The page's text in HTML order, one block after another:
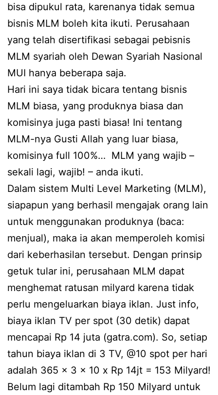
bisa dipukul rata, karenanya tidak semua
bisnis MLM boleh kita ikuti. Perusahaan
yang telah disertifikasi sebagai pebisnis
MLM syariah oleh Dewan Syariah Nasional
MUI hanya beberapa saja.
Hari ini saya tidak bicara tentang bisnis
MLM biasa, yang produknya biasa dan
komisinya juga pasti biasa! Ini tentang
MLM-nya Gusti Allah yang luar biasa,
komisinya full 100%… MLM yang wajib –
sekali lagi, wajib! – anda ikuti.
Dalam sistem Multi Level Marketing (MLM),
siapapun yang berhasil mengajak orang lain
untuk menggunakan produknya (baca:
menjual), maka ia akan memperoleh komisi
dari keberhasilan tersebut. Dengan prinsip
getuk tular ini, perusahaan MLM dapat
menghemat ratusan milyard karena tidak
perlu mengeluarkan biaya iklan. Just info,
biaya iklan TV per spot (30 detik) dapat
mencapai Rp 14 juta (gatra.com). So, setiap
tahun biaya iklan di 3 TV, @10 spot per hari
adalah 365 x 3 x 10 x Rp 14jt = 153 Milyard!
Belum lagi ditambah Rp 150 Milyard untuk